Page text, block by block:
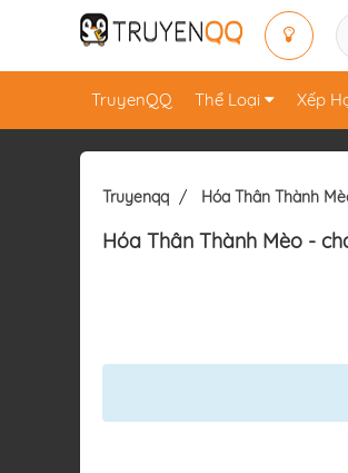
TruyenQQ Thể Loại Xếp
Truyenqq Hóa Thân Thành
Hóa Thân Thành Mèo -